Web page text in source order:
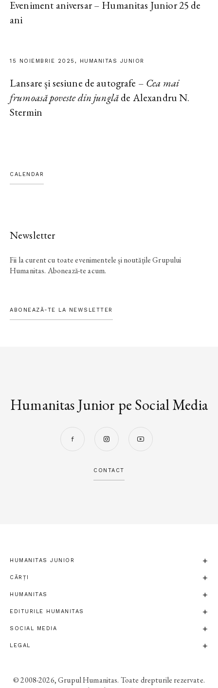
Eveniment aniversar – Humanitas Junior 25 de
ani
15 NOIEMBRIE 2025, HUMANITAS JUNIOR
Lansare și sesiune de autografe – Cea mai
frumoasă poveste din junglăde Alexandru N.
Stermin
CALENDAR
Newsletter
Fii la curent cu toate evenimentele și noutățile Grupului
Humanitas. Abonează-te acum.
ABONEAZĂ-TE LA NEWSLETTER
Humanitas Junior pe Social Media
CONTACT
HUMANITAS JUNIOR
CĂRȚI
HUMANITAS
EDITURILE HUMANITAS
SOCIAL MEDIA
LEGAL
© 2008-2026, Grupul Humanitas. Toate drepturile rezervate.